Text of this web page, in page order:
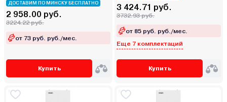
ДОСТАВИМ ПО МИНСКУ БЕСПЛАТНО
2 958.00 руб.
3224.22 руб.
от 73 руб. руб./мес.
Купить
3 424.71 руб.
3732.93 руб.
от 85 руб. руб./мес.
Еще 7 комплектаций
Купить